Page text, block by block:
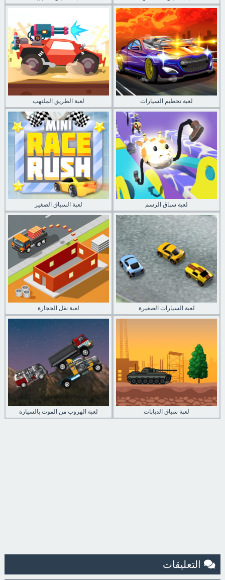
لعبة الطريق الملتهب لعبة تحطيم السيارات
لعبة السباق الصغير لعبة سباق الرسم
لعبة نقل الحجارة لعبة السيارات الصغيرة
لعبة الهروب من الموت بالسيارة لعبة سباق الدبابات
التعليقات